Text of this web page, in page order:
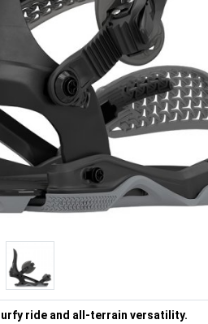
ride and all-terrain versatility.